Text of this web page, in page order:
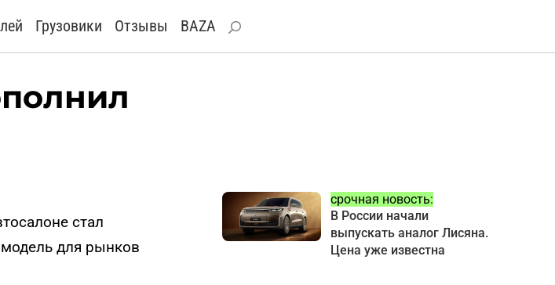
Грузовики Отзывы BAZA
стал
для рынков
срочная новость:
В России начали
выпускать аналог Лисяна.
Цена уже известна